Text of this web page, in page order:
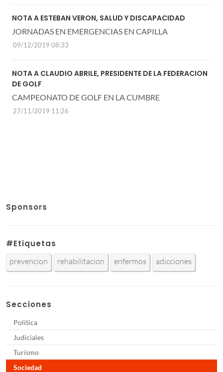
NOTA A ESTEBAN VERON, SALUD Y DISCAPACIDAD
JORNADAS EN EMERGENCIAS EN CAPILLA
09/12/2019 08:33
NOTA A CLAUDIO ABRILE, PRESIDENTE DE LA FEDERACION
DE GOLF
CAMPEONATO DE GOLF EN LA CUMBRE
27/11/2019 11:26
Sponsors
#Etiquetas
prevencion rehabilitacion enfermos adicciones
Secciones
Política
Judiciales
Turismo
Sociedad